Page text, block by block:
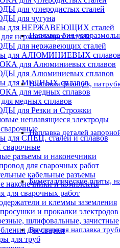
Наплавка бил
Наплавка фланцев,
Наплавка деталей
Биметаллические плиты,
Внутренняя наплавка
для углеродистых сталей
для чугуна
для НЕРЖАВЕЮЩИХ сталей
нержавеющих сталей
для нержавеющих сталей
для АЛЮМИНИЕВЫХ сплавов
для Алюминиевых сплавов
для Алюминиевых сплавов
для МЕДНЫХ сплавов
для медных сплавов
медных сплавов
для Резки и Строжки
неплавящиеся электроды
для СПЕЦ. сталей и сплавов
разъемы и наконечники
для сварочных работ
кабельные разъемы
наконечники и комплекты
для сварочных работ
и клеммы заземления
и прокалки электродов
шлифовальные, зачистные
для сварки
для труб